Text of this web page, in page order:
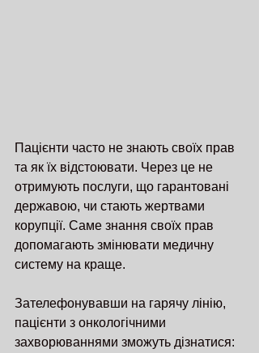
Пацієнти часто не знають своїх прав
та як їх відстоювати. Через це не
отримують послуги, що гарантовані
державою, чи стають жертвами
корупції. Саме знання своїх прав
допомагають змінювати медичну
систему на краще.
Зателефонувавши на гарячу лінію,
пацієнти з онкологічними
захворюваннями зможуть дізнатися: